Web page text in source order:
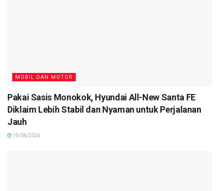
MOBIL DAN MOTOR
Pakai Sasis Monokok, Hyundai All-New Santa FE
Diklaim Lebih Stabil dan Nyaman untuk Perjalanan
Jauh
19/06/2026